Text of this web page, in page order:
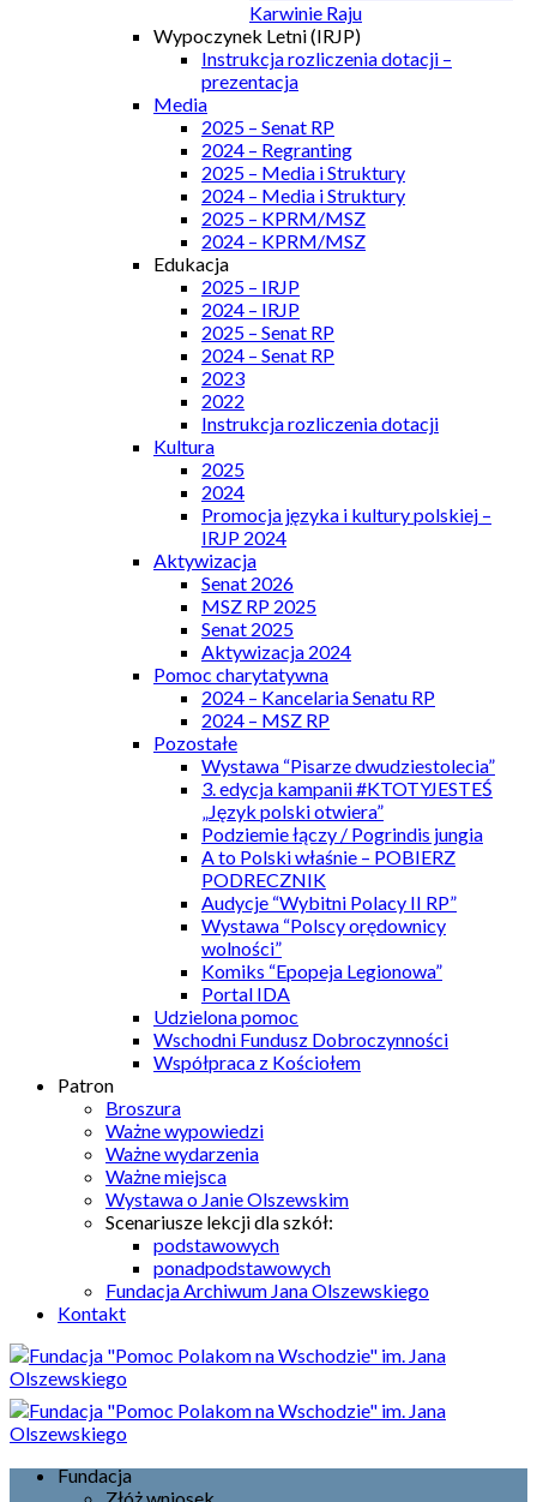
Karwinie Raju
Wypoczynek Letni (IRJP)
Instrukcja rozliczenia dotacji –
prezentacja
Media
2025 – Senat RP
2024 – Regranting
2025 – Media i Struktury
2024 – Media i Struktury
2025 – KPRM/MSZ
2024 – KPRM/MSZ
Edukacja
2025 – IRJP
2024 – IRJP
2025 – Senat RP
2024 – Senat RP
2023
2022
Instrukcja rozliczenia dotacji
Kultura
2025
2024
Promocja języka i kultury polskiej –
IRJP 2024
Aktywizacja
Senat 2026
MSZ RP 2025
Senat 2025
Aktywizacja 2024
Pomoc charytatywna
2024 – Kancelaria Senatu RP
2024 – MSZ RP
Pozostałe
Wystawa “Pisarze dwudziestolecia”
3. edycja kampanii #KTOTYJESTEŚ
„Język polski otwiera”
Podziemie łączy / Pogrindis jungia
A to Polski właśnie – POBIERZ
PODRECZNIK
Audycje “Wybitni Polacy II RP”
Wystawa “Polscy orędownicy
wolności”
Komiks “Epopeja Legionowa”
Portal IDA
Udzielona pomoc
Wschodni Fundusz Dobroczynności
Współpraca z Kościołem
Patron
Broszura
Ważne wypowiedzi
Ważne wydarzenia
Ważne miejsca
Wystawa o Janie Olszewskim
Scenariusze lekcji dla szkół:
podstawowych
ponadpodstawowych
Fundacja Archiwum Jana Olszewskiego
Kontakt
Fundacja